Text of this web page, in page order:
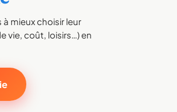
mieux choisir leur
vie, coût, loisirs…) en